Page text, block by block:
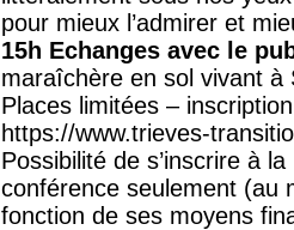
pour mieux l’admirer et
15h Echanges avec le
maraîchère en sol vivant à
Places limitées –
https://www.trieves-
Possibilité de s’inscrire à
conférence seulement (au
fonction de ses moyens